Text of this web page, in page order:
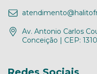
Av. Antonio Carlos
Conceição | CEP: